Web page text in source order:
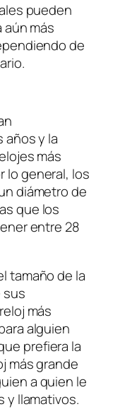
pueden
más
de
años y la
más
lo general, los
diámetro de
que los
entre 28
tamaño de la
sus
más
alguien
prefiera la
más grande
a quien le
y llamativos.